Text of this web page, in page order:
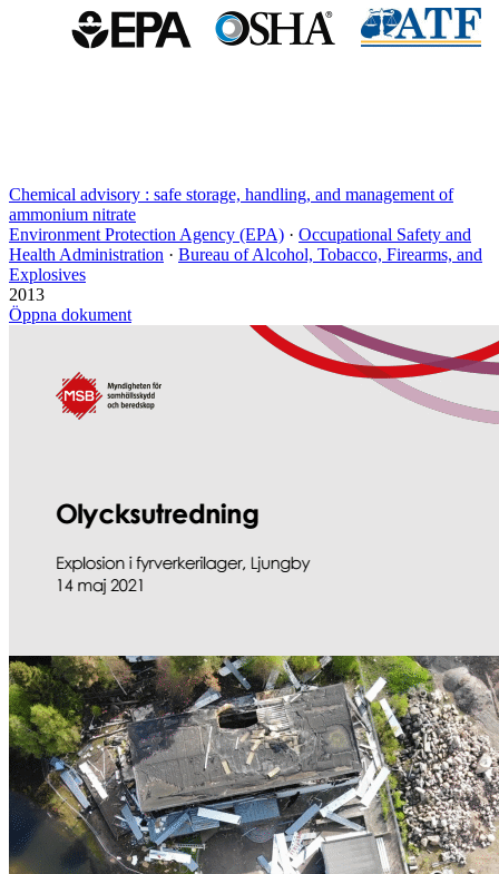
Chemical advisory : safe storage, handling, and management of
ammonium nitrate
Environment Protection Agency (EPA) · Occupational Safety and
Health Administration · Bureau of Alcohol, Tobacco, Firearms, and
Explosives
2013
Öppna dokument